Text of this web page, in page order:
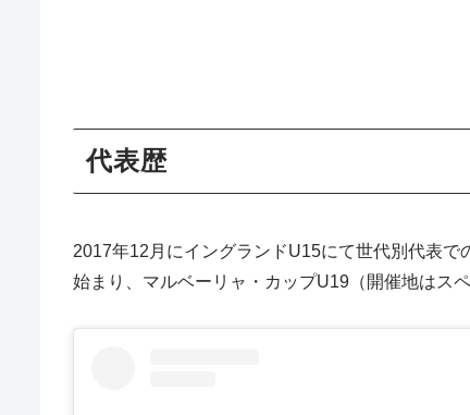
代表
2017年12月にイングランドU15にて世代別代表
始まり、マルベーリャ・カップU19（開催地はス